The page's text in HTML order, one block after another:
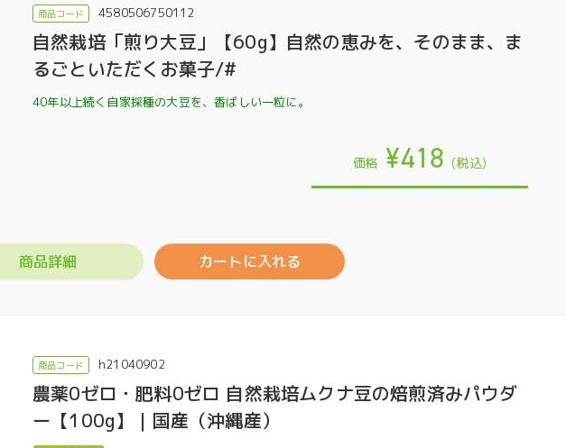
4580506750112
自然栽培「煎り大豆」【60g】自然の恵みを、そのまま、ま
るごといただくお菓子/#
40年以上続く自家採種の大豆を、香ばしい一粒に。
価格 ¥418 (税込)
商品詳細 カートに入れる
h21040902
農薬0ゼロ・肥料0ゼロ 自然栽培ムクナ豆の焙煎済みパウダ
ー【100g】｜国産（沖縄産）